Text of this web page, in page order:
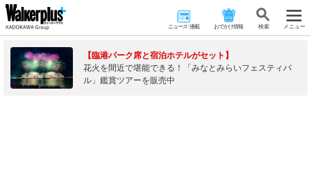
ニュース･連載 おでかけ情報 検 索 メニュー
【臨港パーク席と宿泊ホテルがセット】
花火を間近で堪能できる！「みなとみらいフェスティバ
ル」鑑賞ツアーを販売中